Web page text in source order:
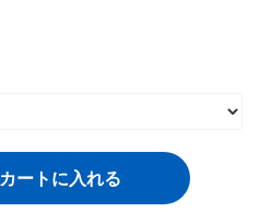
カートに入れる